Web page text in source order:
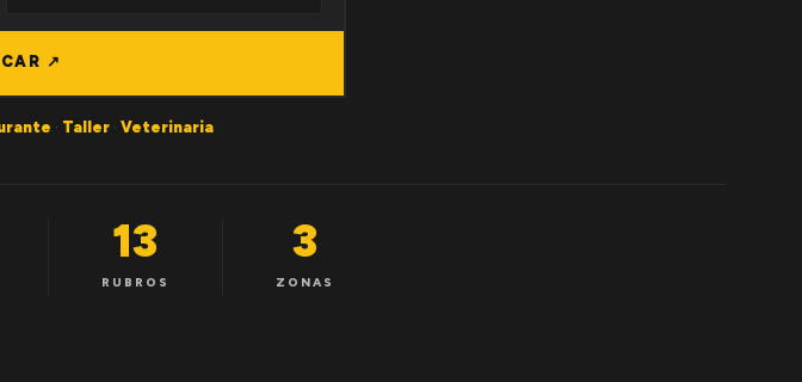
↗
· Taller · Veterinaria
13
RUBROS
3
ZONAS